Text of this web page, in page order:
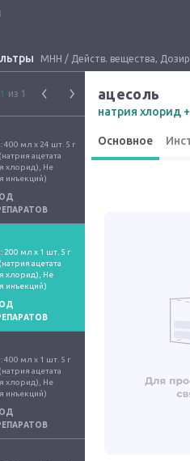
МНН / Действ. вещества,
1 из 1
400 мл x 24 шт. 5 г
ацетата
хлорид), Не
инъекций)
200 мл x 1 шт. 5 г
ацетата
хлорид), Не
инъекций)
400 мл x 1 шт. 5 г
ацетата
хлорид), Не
инъекций)
ацесоль
натрия хлорид
Основное